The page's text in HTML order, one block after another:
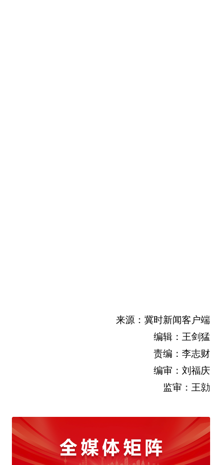
来源：冀时新闻客户端
编辑：王剑猛
责编：李志财
编审：刘福庆
监审：王勍